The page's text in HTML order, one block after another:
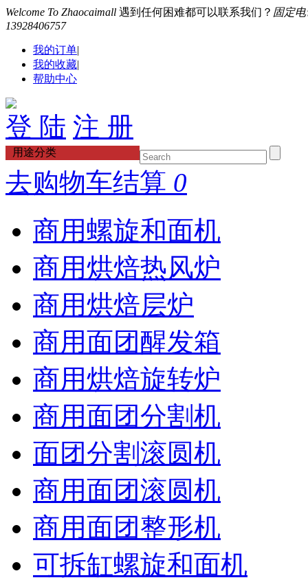
Welcome To Zhaocaimall 遇到任何困难都可以联系我们？ 固定电
13928406757
我的订单|
我的收藏|
帮助中心
登 陆 注 册
用途分类
去购物车结算 0
商用螺旋和面机
商用烘焙热风炉
商用烘焙层炉
商用面团醒发箱
商用烘焙旋转炉
商用面团分割机
面团分割滚圆机
商用面团滚圆机
商用面团整形机
可拆缸螺旋和面机